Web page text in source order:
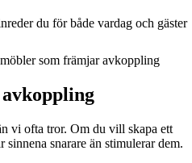
du för både vardag och gäster
som främjar avkoppling
vi ofta tror. Om du vill skapa ett
snarare än stimulerar dem.